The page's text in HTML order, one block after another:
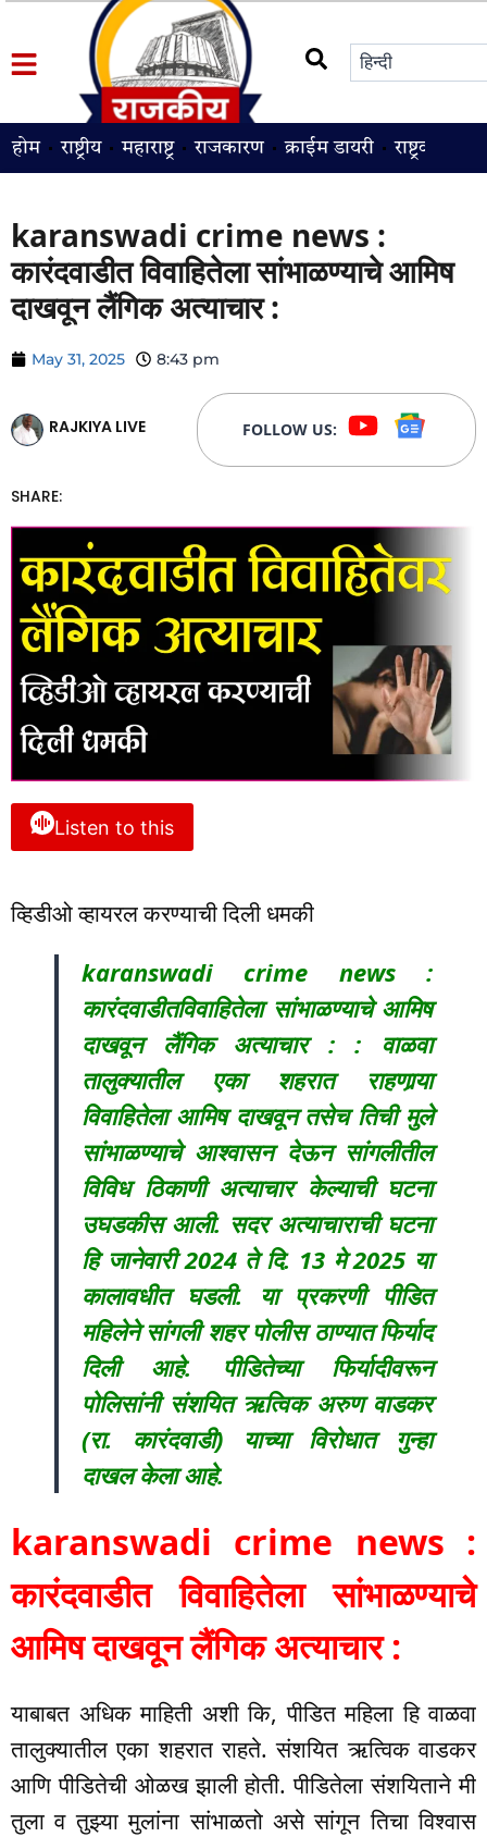
होम राष्ट्रीय महाराष्ट्र राजकारण क्राईम डायरी राष्ट्रवादी
karanswadi crime news :
कारंदवाडीत विवाहितेला सांभाळण्याचे आमिष
दाखवून लैंगिक अत्याचार :
May 31, 2025 8:43 pm
RAJKIYA LIVE FOLLOW US:
SHARE:
Listen to this
व्हिडीओ व्हायरल करण्याची दिली धमकी
karanswadi crime news :
कारंदवाडीतविवाहितेला सांभाळण्याचे आमिष
दाखवून लैंगिक अत्याचार : : वाळवा
तालुक्यातील एका शहरात राहणार्‍या
विवाहितेला आमिष दाखवून तसेच तिची मुले
सांभाळण्याचे आश्वासन देऊन सांगलीतील
विविध ठिकाणी अत्याचार केल्याची घटना
उघडकीस आली. सदर अत्याचाराची घटना
हि जानेवारी 2024 ते दि. 13 मे 2025 या
कालावधीत घडली. या प्रकरणी पीडित
महिलेने सांगली शहर पोलीस ठाण्यात फिर्याद
दिली आहे. पीडितेच्या फिर्यादीवरून
पोलिसांनी संशयित ऋत्विक अरुण वाडकर
(रा. कारंदवाडी) याच्या विरोधात गुन्हा
दाखल केला आहे.
karanswadi crime news :
कारंदवाडीत विवाहितेला सांभाळण्याचे
आमिष दाखवून लैंगिक अत्याचार :
याबाबत अधिक माहिती अशी कि, पीडित महिला हि वाळवा
तालुक्यातील एका शहरात राहते. संशयित ऋत्विक वाडकर
आणि पीडितेची ओळख झाली होती. पीडितेला संशयिताने मी
तुला व तुझ्या मुलांना सांभाळतो असे सांगून तिचा विश्वास